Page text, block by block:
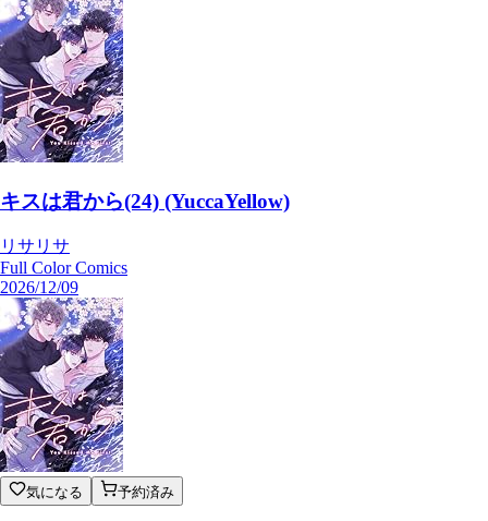
キスは君から(24) (YuccaYellow)
リサリサ
Full Color Comics
2026/12/09
気になる 予約済み